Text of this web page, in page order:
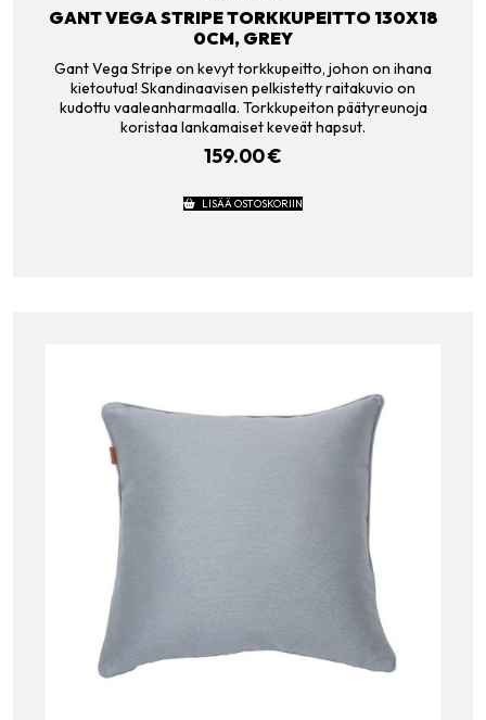
GANT VEGA STRIPE TORKKUPEITTO 130X18
0CM, GREY
Gant Vega Stripe on kevyt torkkupeitto, johon on ihana
kietoutua! Skandinaavisen pelkistetty raitakuvio on
kudottu vaaleanharmaalla. Torkkupeiton päätyreunoja
koristaa lankamaiset keveät hapsut.
159.00€
LISÄÄ OSTOSKORIIN